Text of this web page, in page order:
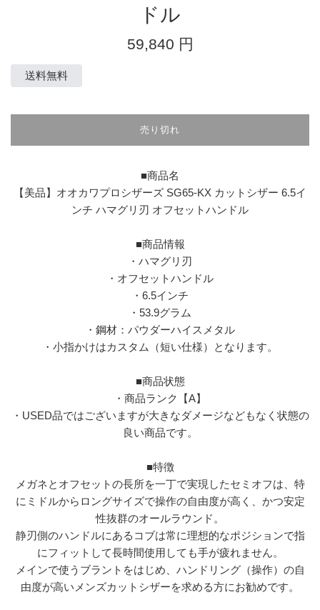
ドル
通
59,840 円
送料無料
売り切れ
■商品名
【美品】オオカワプロシザーズ SG65-KX カットシザー 6.5イ
ンチ ハマグリ刃 オフセットハンドル
■商品情報
・ハマグリ刃
・オフセットハンドル
・6.5インチ
・53.9グラム
・鋼材：パウダーハイスメタル
・小指かけはカスタム（短い仕様）となります。
■商品状態
・商品ランク【A】
・USED品ではございますが大きなダメージなどもなく状態の
良い商品です。
■特徴
メガネとオフセットの長所を一丁で実現したセミオフは、特
にミドルからロングサイズで操作の自由度が高く、かつ安定
性抜群のオールラウンド。
静刃側のハンドルにあるコブは常に理想的なポジションで指
にフィットして長時間使用しても手が疲れません。
メインで使うブラントをはじめ、ハンドリング（操作）の自
由度が高いメンズカットシザーを求める方にお勧めです。